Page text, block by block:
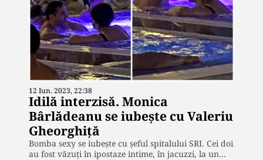
12 Iun. 2023, 22:38
Idilă interzisă. Monica
Bârlădeanu se iubește cu Valeriu
Gheorghiță
Bomba sexy se iubește cu șeful spitalului SRI. Cei doi
au fost văzuți în ipostaze intime, în jacuzzi, la un…